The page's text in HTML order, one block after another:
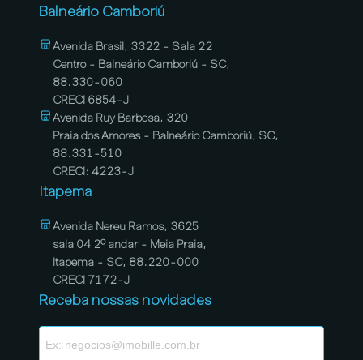
Balneário Camboriú
Avenida Brasil, 3322 - Sala 22
Centro - Balneário Camboriú - SC,
88.330-060
CRECI 6854-J
Avenida Ruy Barbosa, 320
Praia dos Amores - Balneário Camboriú, SC,
88.331-510
CRECI: 4223-J
Itapema
Avenida Nereu Ramos, 3625
sala 04 2º andar - Meia Praia,
Itapema - SC, 88.220-000
CRECI 7172-J
Receba nossas novidades